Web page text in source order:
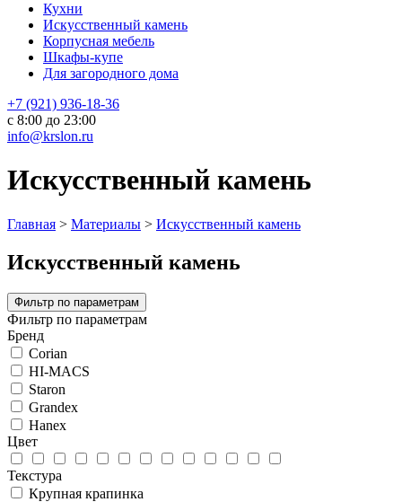
Кухни
Искусственный камень
Корпусная мебель
Шкафы-купе
Для загородного дома
+7 (921) 936-18-36
с 8:00 до 23:00
info@krslon.ru
Искусственный камень
Главная > Материалы > Искусственный камень
Искусственный камень
Фильтр по параметрам
Фильтр по параметрам
Бренд
Corian
HI-MACS
Staron
Grandex
Hanex
Цвет
Текстура
Крупная крапинка